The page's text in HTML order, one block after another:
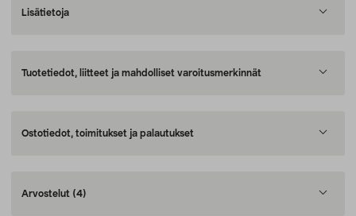
Lisätietoja
Tuotetiedot, liitteet ja mahdolliset varoitusmerkinnät
Ostotiedot, toimitukset ja palautukset
Arvostelut (4)